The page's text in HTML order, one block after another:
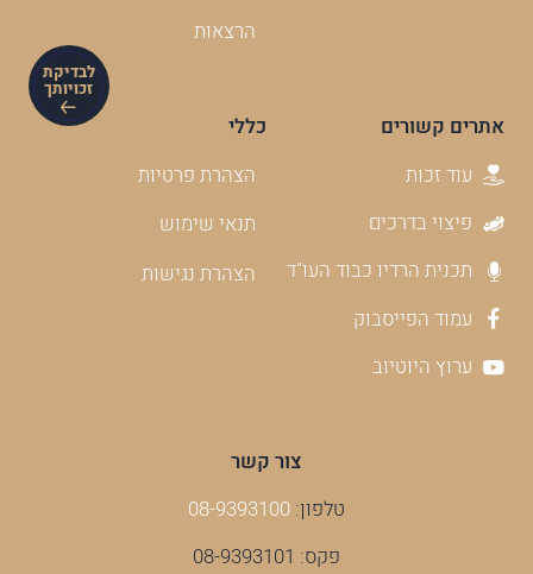
לבדיקת
זכויותך
הרצאות
אתרים קשורים
עוד זכות
פיצוי בדרכים
תכנית הרדיו כבוד העו"ד
עמוד הפייסבוק
ערוץ היוטיוב
כללי
הצהרת פרטיות
תנאי שימוש
הצהרת נגישות
צור קשר
טלפון: 08-9393100
פקס: 08-9393101